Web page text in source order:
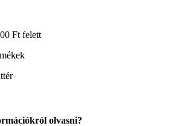
Ft felett
olvasni?